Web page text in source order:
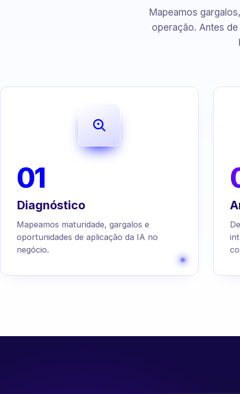
Mapeamos
operação. Antes
01
Diagnóstico
Mapeamos maturidade, gargalos e
oportunidades de aplicação da IA no
negócio.